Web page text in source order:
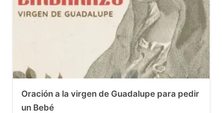
Oración a la virgen de Guadalupe para pedir
un Bebé